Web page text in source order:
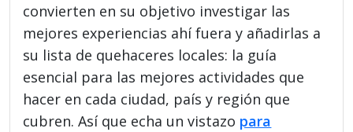
convierten en su objetivo investigar las
mejores experiencias ahí fuera y añadirlas a
su lista de quehaceres locales: la guía
esencial para las mejores actividades que
hacer en cada ciudad, país y región que
cubren. Así que echa un vistazo para